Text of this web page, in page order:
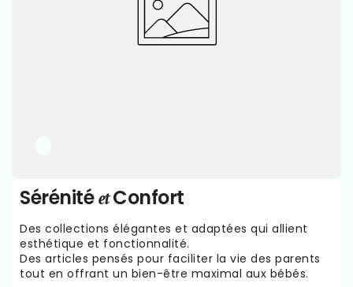
SérénitéetConfort
Des collections élégantes et adaptées qui allient
esthétique et fonctionnalité.
Des articles pensés pour faciliter la vie des parents
tout en offrant un bien-être maximal aux bébés.